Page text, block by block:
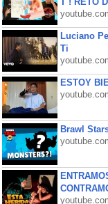
Luciano
Ti
ESTOY
Brawl